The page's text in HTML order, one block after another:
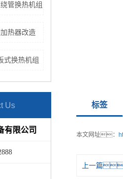
管换热机组
热器改造
式换热机组
Us
有限公司
标签
本文网址：
上一篇